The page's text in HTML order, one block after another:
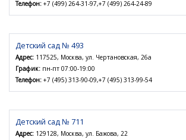
Телефон: +7 (499) 264-31-97,+7 (499) 264-24-89
Детский сад № 493
Адрес: 117525, Москва, ул. Чертановская, 26а
График: пн-пт 07:00-19:00
Телефон: +7 (495) 313-90-09,+7 (495) 313-99-54
Детский сад № 711
Адрес: 129128, Москва, ул. Бажова, 22